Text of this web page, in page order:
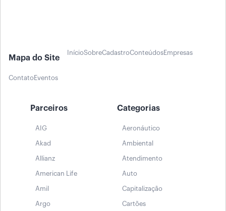
Mapa do Site
InícioSobreCadastroConteúdosEmpresas
ContatoEventos
Parceiros
AIG
Akad
Allianz
American Life
Amil
Argo
Categorias
Aeronáutico
Ambiental
Atendimento
Auto
Capitalização
Cartões